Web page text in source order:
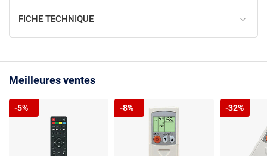
FICHE TECHNIQUE
Meilleures ventes
-5% -8% -32%